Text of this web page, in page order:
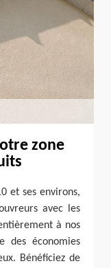
zone
et ses environs,
avec les
à nos
des économies
Bénéficiez de